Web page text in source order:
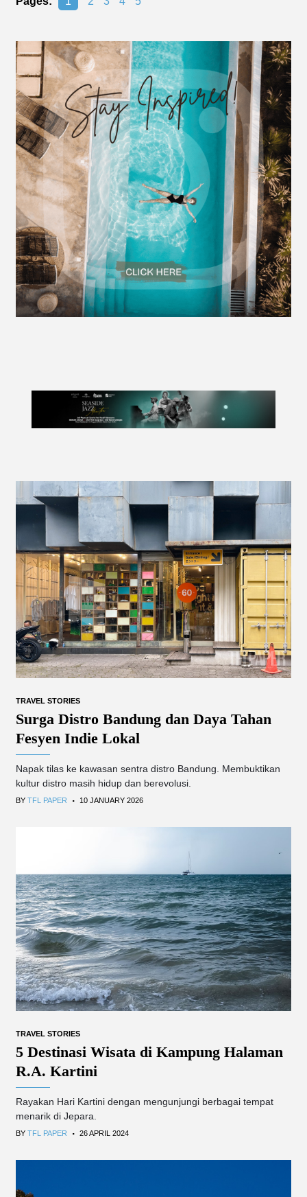
TRAVEL STORIES
Surga Distro Bandung dan Daya Tahan
Fesyen Indie Lokal
Napak tilas ke kawasan sentra distro Bandung. Membuktikan
kultur distro masih hidup dan berevolusi.
BY TFL PAPER . 10 JANUARY 2026
TRAVEL STORIES
5 Destinasi Wisata di Kampung Halaman
R.A. Kartini
Rayakan Hari Kartini dengan mengunjungi berbagai tempat
menarik di Jepara.
BY TFL PAPER . 26 APRIL 2024